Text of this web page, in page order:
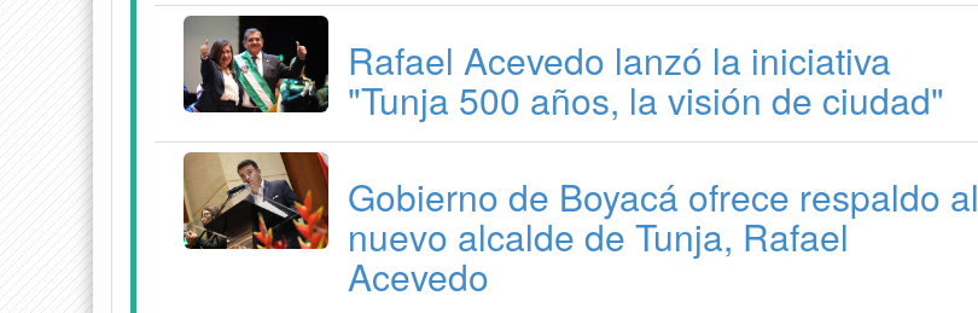
Rafael Acevedo lanzó la iniciativa
"Tunja 500 años, la visión de ciudad"
Gobierno de Boyacá ofrece respaldo al
nuevo alcalde de Tunja, Rafael
Acevedo